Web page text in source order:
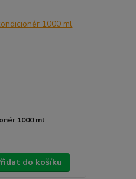
1000 ml
do košíku